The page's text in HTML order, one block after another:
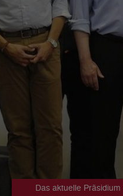
Das aktuelle